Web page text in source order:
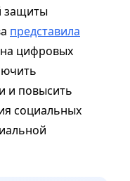
защиты
представила
цифровых
и повысить
социальных